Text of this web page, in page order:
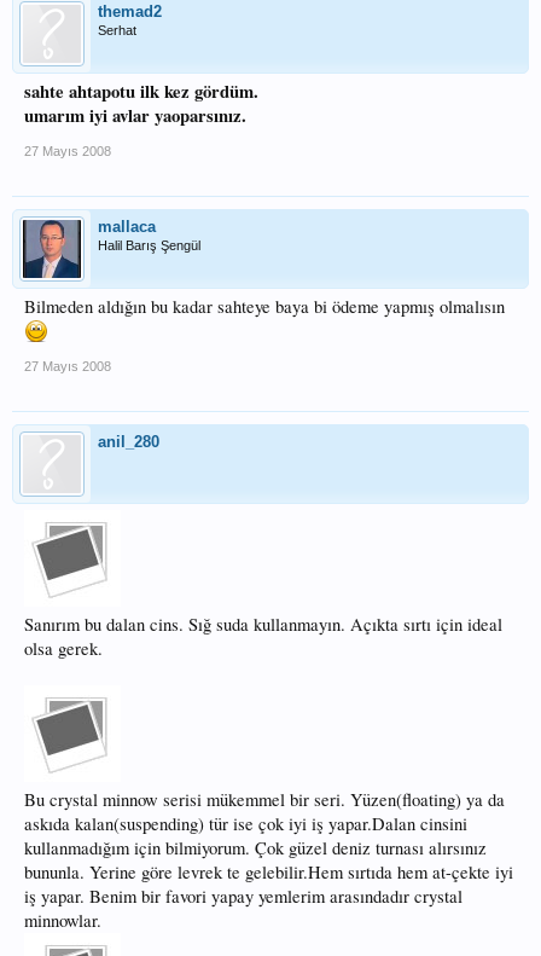
themad2
Serhat
sahte ahtapotu ilk kez gördüm.
umarım iyi avlar yaoparsınız.
27 Mayıs 2008
mallaca
Halil Barış Şengül
Bilmeden aldığın bu kadar sahteye baya bi ödeme yapmış olmalısın
27 Mayıs 2008
anil_280
Sanırım bu dalan cins. Sığ suda kullanmayın. Açıkta sırtı için ideal
olsa gerek.
Bu crystal minnow serisi mükemmel bir seri. Yüzen(floating) ya da
askıda kalan(suspending) tür ise çok iyi iş yapar.Dalan cinsini
kullanmadığım için bilmiyorum. Çok güzel deniz turnası alırsınız
bununla. Yerine göre levrek te gelebilir.Hem sırtıda hem at-çekte iyi
iş yapar. Benim bir favori yapay yemlerim arasındadır crystal
minnowlar.